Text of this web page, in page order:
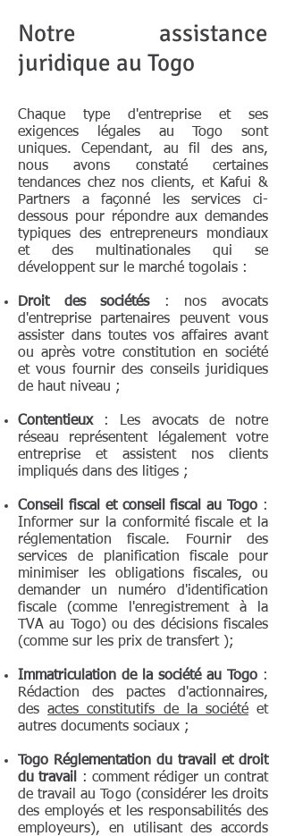
Notre assistance
juridique au Togo
Chaque type d'entreprise et ses
exigences légales au Togo sont
uniques. Cependant, au fil des ans,
nous avons constaté certaines
tendances chez nos clients, et Kafui &
Partners a façonné les services ci-
dessous pour répondre aux demandes
typiques des entrepreneurs mondiaux
et des multinationales qui se
développent sur le marché togolais :
Droit des sociétés: nos avocats
d'entreprise partenaires peuvent vous
assister dans toutes vos affaires avant
ou après votre constitution en société
et vous fournir des conseils juridiques
de haut niveau ;
Contentieux: Les avocats de notre
réseau représentent légalement votre
entreprise et assistent nos clients
impliqués dans des litiges ;
Conseil fiscal et conseil fiscal au Togo :
Informer sur la conformité fiscale et la
réglementation fiscale. Fournir des
services de planification fiscale pour
minimiser les obligations fiscales, ou
demander un numéro d'identification
fiscale (comme l'enregistrement à la
TVA au Togo) ou des décisions fiscales
(comme sur les prix de transfert );
Immatriculation de la société au Togo :
Rédaction des pactes d'actionnaires,
desactes constitutifs de la sociétéet
autres documents sociaux ;
Togo Réglementation du travail et droit
du travail
: comment rédiger un contrat
de travail au Togo (considérer les droits
des employés et les responsabilités des
employeurs), en utilisant des accords